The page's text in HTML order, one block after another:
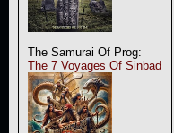
The Samurai Of Prog:
The 7 Voyages Of Sinbad